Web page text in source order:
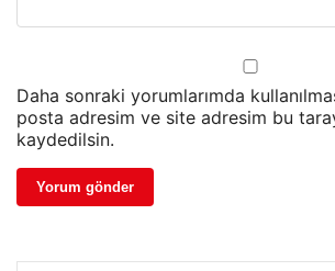
Daha sonraki yorumlarımda
posta adresim ve site adresim bu
kaydedilsin.